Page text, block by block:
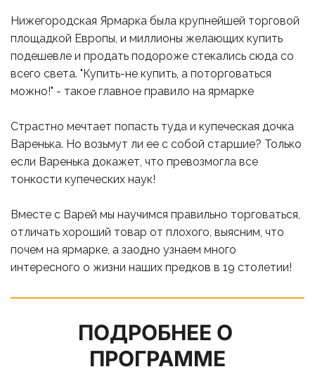
Нижегородская Ярмарка была крупнейшей торговой
площадкой Европы, и миллионы желающих купить
подешевле и продать подороже стекались сюда со
всего света. "Купить-не купить, а поторговаться
можно!" - такое главное правило на ярмарке
Страстно мечтает попасть туда и купеческая дочка
Варенька. Но возьмут ли ее с собой старшие? Только
если Варенька докажет, что превозмогла все
тонкости купеческих наук!
Вместе с Варей мы научимся правильно торговаться,
отличать хороший товар от плохого, выясним, что
почем на ярмарке, а заодно узнаем много
интересного о жизни наших предков в 19 столетии!
ПОДРОБНЕЕ О
ПРОГРАММЕ